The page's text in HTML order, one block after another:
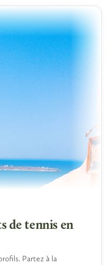
de tennis en
Partez à la